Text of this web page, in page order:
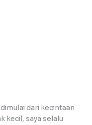
dimulai dari kecintaan
kecil, saya selalu